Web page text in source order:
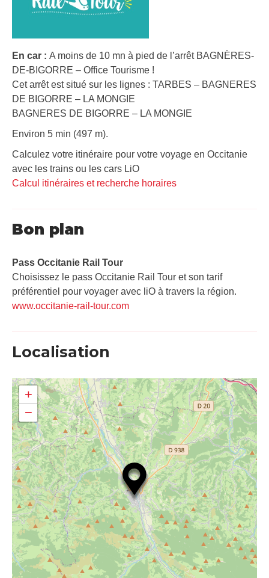
En car : A moins de 10 mn à pied de l’arrêt BAGNÈRES-
DE-BIGORRE – Office Tourisme !
Cet arrêt est situé sur les lignes : TARBES – BAGNERES
DE BIGORRE – LA MONGIE
BAGNERES DE BIGORRE – LA MONGIE
Environ 5 min (497 m).
Calculez votre itinéraire pour votre voyage en Occitanie
avec les trains ou les cars LiO
Calcul itinéraires et recherche horaires
Bon plan
Pass Occitanie Rail Tour​
Choisissez le pass Occitanie Rail Tour et son tarif
préférentiel pour voyager avec liO à travers la région.
www.occitanie-rail-tour.com
Localisation
+
−